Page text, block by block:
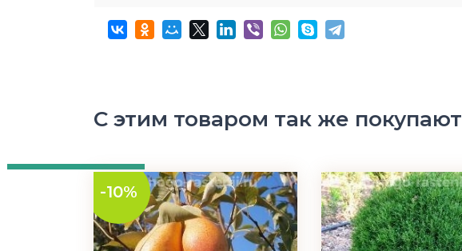
С этим товаром так же покупают
-10%